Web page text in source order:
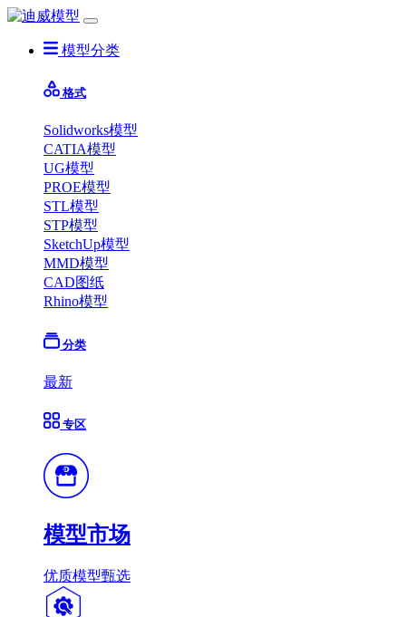
模型分类
格式
Solidworks模型
CATIA模型
UG模型
PROE模型
STL模型
STP模型
SketchUp模型
MMD模型
CAD图纸
Rhino模型
分类
最新
专区
模型市场
优质模型甄选